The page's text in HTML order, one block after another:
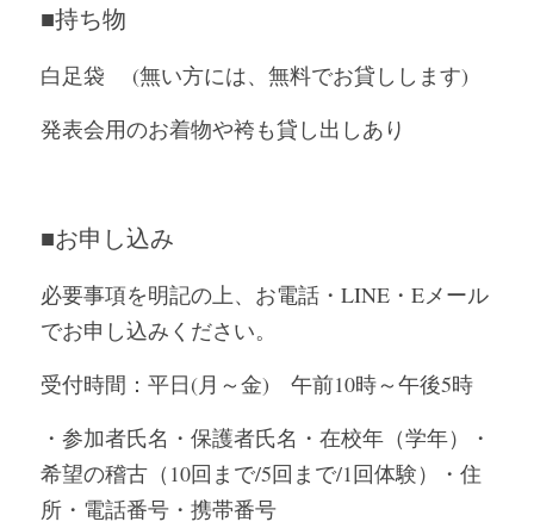
■持ち物
白足袋 　(無い方には、無料でお貸しします)
発表会用のお着物や袴も貸し出しあり
■お申し込み
必要事項を明記の上、お電話・LINE・Eメール
でお申し込みください。
受付時間：平日(月～金)　午前10時～午後5時
・参加者氏名・保護者氏名・在校年（学年）・
希望の稽古（10回まで/5回まで/1回体験）・住
所・電話番号・携帯番号